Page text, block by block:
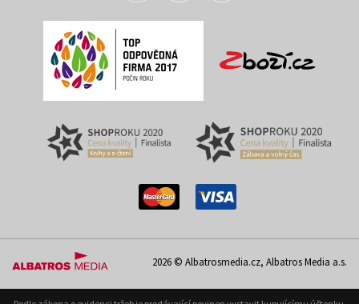
2026 © Albatrosmedia.cz, Albatros Media a.s.